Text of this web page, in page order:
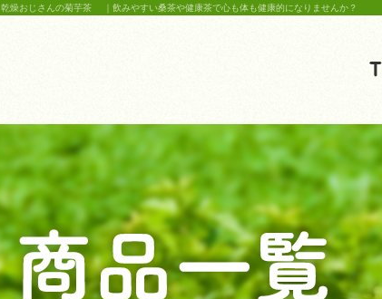
乾燥おじさんの菊芋茶 ｜飲みやすい桑茶や健康茶で心も体も健康的になりませんか？